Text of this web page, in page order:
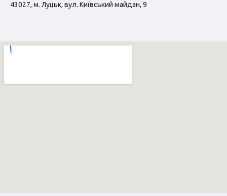
43027, м. Луцьк, вул. Київський майдан, 9